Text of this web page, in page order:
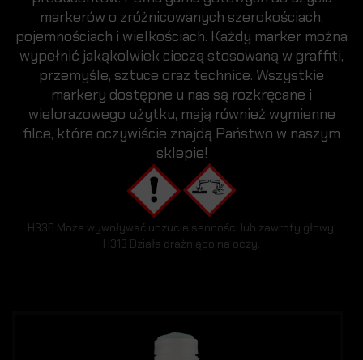
markerów o zróżnicowanych szerokościach,
pojemnościach i wielkościach. Każdy marker można
wypełnić jakąkolwiek cieczą stosowaną w graffiti,
przemyśle, sztuce oraz technice. Wszystkie
markery dostępne u nas są rozkręcane i
wielorazowego użytku, mają również wymienne
filce, które oczywiście znajdą Państwo w naszym
sklepie!
H336 Może wywoływać uczucie senności lub zawroty głowy.
H319 Działa drażniąco na oczy.